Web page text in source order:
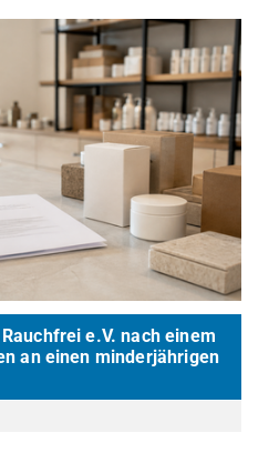
e.V. nach einem
an einen minderjährigen